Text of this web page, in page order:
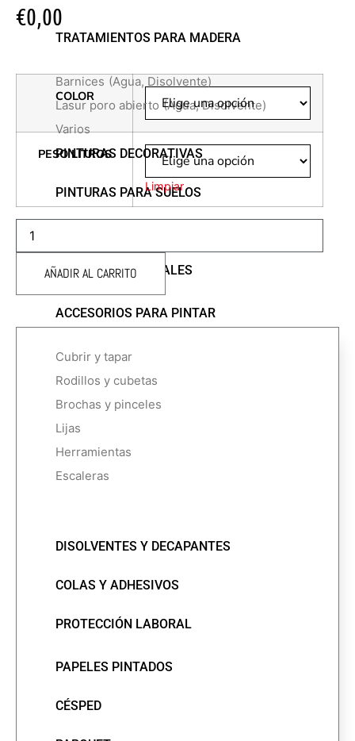
TRATAMIENTOS PARA MADERA
Barnices (Agua, Disolvente)
Lasur poro abierto (Agua, Disolvente)
Varios
PINTURAS DECORATIVAS
PINTURAS PARA SUELOS
PINTURAS ESPECIALES
ACCESORIOS PARA PINTAR
Cubrir y tapar
Rodillos y cubetas
Brochas y pinceles
Lijas
Herramientas
Escaleras
DISOLVENTES Y DECAPANTES
COLAS Y ADHESIVOS
PROTECCIÓN LABORAL
PAPELES PINTADOS
CÉSPED
€0,00
COLOR
PESO LITROS
Limpiar
MISSIL
REVESTIMIENTO
AL
SILOXANO
cantidadAÑADIR AL CARRITO